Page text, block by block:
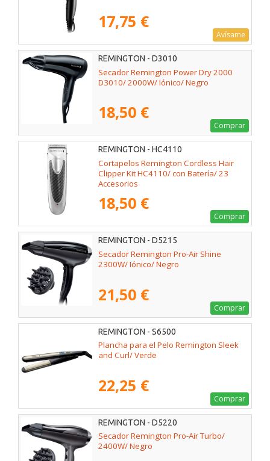
17,75 €
Avísame
REMINGTON - D3010
Secador Remington Power Dry 2000
D3010/ 2000W/ Iónico/ Negro
18,50 €
Comprar
REMINGTON - HC4110
Cortapelos Remington Cordless Hair
Clipper Kit HC4110/ con Batería/ 23
Accesorios
18,50 €
Comprar
REMINGTON - D5215
Secador Remington Pro-Air Shine
2300W/ Iónico/ Negro
21,50 €
Comprar
REMINGTON - S6500
Plancha para el Pelo Remington Sleek
and Curl/ Verde
22,25 €
Comprar
REMINGTON - D5220
Secador Remington Pro-Air Turbo/
2400W/ Negro